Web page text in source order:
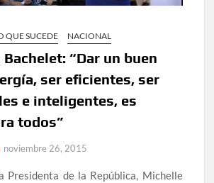
QUE SUCEDE NACIONAL
“Dar un buen
ser eficientes, ser
e inteligentes, es
todos”
noviembre 26, 2015
Presidenta de la República, Michelle